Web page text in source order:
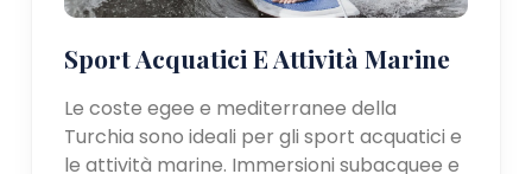
Sport Acquatici E Attività Marine
Le coste egee e mediterranee della
Turchia sono ideali per gli sport acquatici e
le attività marine. Immersioni subacquee e